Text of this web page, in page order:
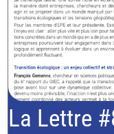
La Lettre